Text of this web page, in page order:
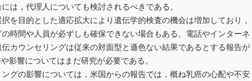
は，代理人についても検討されるべきである。
を目的とした適応拡大により遺伝学的検査の機会は増加しており，
時間や人員が必ずしも確保できない場合もある。電話やインターネ
カウンセリングは従来の対面型と遜色ない結果であるとする報告が
影響についてはまだ研究が必要である。
グの影響については，米国からの報告では，概ね乳癌の心配や不安